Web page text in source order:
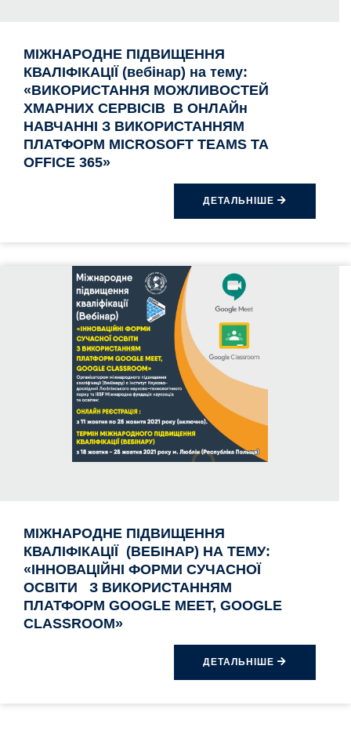
МІЖНАРОДНE ПІДВИЩЕННЯ
КВАЛІФІКАЦІЇ (вебінар) на тему:
«ВИКОРИСТАННЯ МОЖЛИВОСТЕЙ
ХМАРНИХ СЕРВІСІВ В ОНЛАЙн
НАВЧАННІ З ВИКОРИСТАННЯМ
ПЛАТФОРМ MICROSOFT TEAMS ТА
OFFICE 365»
ДЕТАЛЬНІШЕ
МІЖНАРОДНЕ ПІДВИЩЕННЯ
КВАЛІФІКАЦІЇ (ВЕБІНАР) НА ТЕМУ:
«ІННОВАЦІЙНІ ФОРМИ СУЧАСНОЇ
ОСВІТИ З ВИКОРИСТАННЯМ
ПЛАТФОРМ GOOGLE MEET, GOOGLE
CLASSROOM»
ДЕТАЛЬНІШЕ